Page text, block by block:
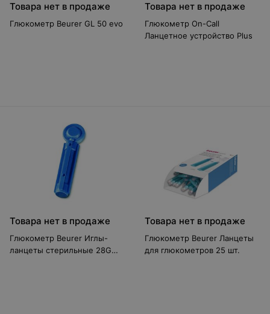
Товара нет в продаже
Глюкометр Beurer GL 50 evo
Товара нет в продаже
Глюкометр On-Call
Ланцетное устройство Plus
Товара нет в продаже
Глюкометр Beurer Иглы-
ланцеты стерильные 28G
Товара нет в продаже
Глюкометр Beurer Ланцеты
для глюкометров 25 шт.